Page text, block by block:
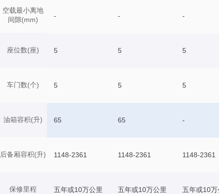
空载最小离地
间隙(mm)
座位数(座)
车门数(个)
油箱容积(升)
后备厢容积(升)
保修里程
- - -
5 5 5
5 5 5
65 65 -
1148-2361 1148-2361 1148-2361
五年或10万公里 五年或10万公里 五年或10万